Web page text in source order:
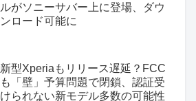
ルがソニーサバー上に登場、ダウ
ンロード可能に
新型Xperiaもリリース遅延？FCC
も「壁」予算問題で閉鎖、認証受
けられない新モデル多数の可能性